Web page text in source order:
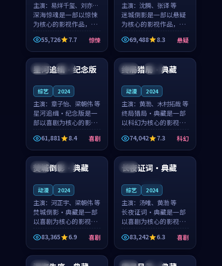
主演： 易烊千玺、刘亦菲
等
深海惊魂是一部以惊悚
为核心的影视作品，围
绕危机、反转与人物成
长展开，整体节奏紧
凑，值得推荐观看。
55,726 7.7 惊悚
主演： 沈腾、张译 等
迷城倒影是一部以悬疑
为核心的影视作品，围
绕危机、反转与人物成
长展开，整体节奏紧
凑，值得推荐观看。
69,488 8.3 悬疑
韩国 杜比
星河追缉·纪念版
综艺 2024
主演： 章子怡、梁朝伟 等
星河追缉·纪念版是一
部以喜剧为核心的影视
作品，围绕危机、反转
与人物成长展开，整体
节奏紧凑，值得推荐观
看。
61,881 8.4 喜剧
英国 杜比
终局猎局·典藏
动漫 2024
主演： 黄渤、木村拓哉 等
终局猎局·典藏是一部
以科幻为核心的影视作
品，围绕危机、反转与
人物成长展开，整体节
奏紧凑，值得推荐观
看。
74,042 7.3 科幻
中国 杜比
焚城倒影·典藏
动漫 2024
主演： 河正宇、梁朝伟 等
焚城倒影·典藏是一部
以喜剧为核心的影视作
品，围绕危机、反转与
人物成长展开，整体节
奏紧凑，值得推荐观
看。
83,365 6.9 喜剧
中国
长夜证词·典藏
综艺 2024
主演： 汤唯、黄渤 等
长夜证词·典藏是一部
以喜剧为核心的影视作
品，围绕危机、反转与
人物成长展开，整体节
奏紧凑，值得推荐观
看。
83,242 6.3 喜剧